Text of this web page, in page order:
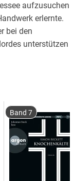
aufzusuchen
erlernte.
bei den
unterstützen
Band 7